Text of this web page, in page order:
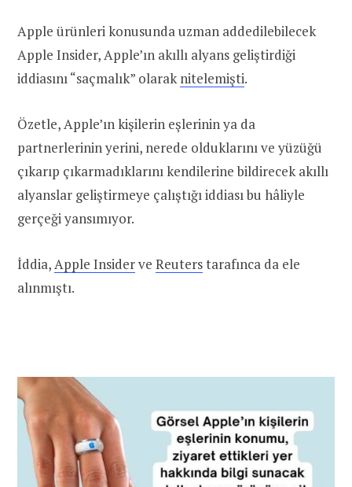
Apple ürünleri konusunda uzman addedilebilecek
Apple Insider, Apple’ın akıllı alyans geliştirdiği
iddiasını “saçmalık” olaraknitelemişti.
Özetle, Apple’ın kişilerin eşlerinin ya da
partnerlerinin yerini, nerede olduklarını ve yüzüğü
çıkarıp çıkarmadıklarını kendilerine bildirecek akıllı
alyanslar geliştirmeye çalıştığı iddiası bu hâliyle
gerçeği yansımıyor.
İddia,Apple Insiderve Reuterstarafınca da ele
alınmıştı.